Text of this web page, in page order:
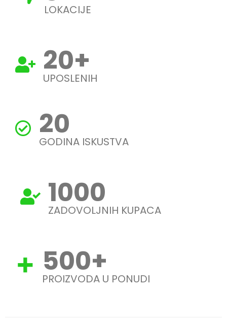
LOKACIJE
20+
UPOSLENIH
20
GODINA ISKUSTVA
1000
ZADOVOLJNIH KUPACA
500+
PROIZVODA U PONUDI